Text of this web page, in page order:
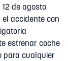
de agosto
el accidente con
estrenar coche
para cualquier